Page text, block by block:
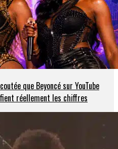
que Beyoncé sur YouTube
réellement les chiffres